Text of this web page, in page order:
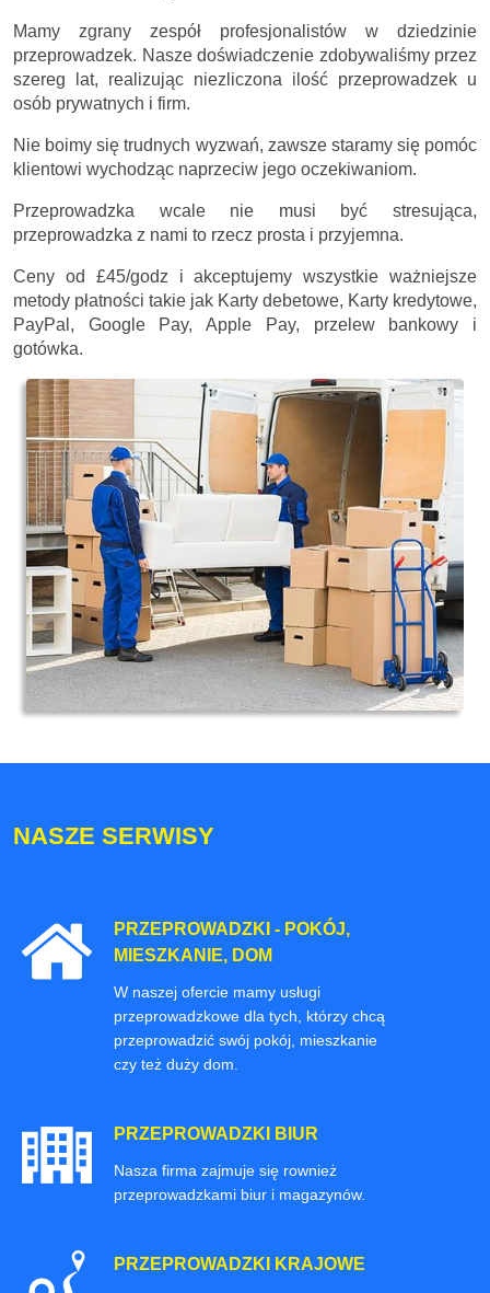
Mamy zgrany zespół profesjonalistów w dziedzinie
przeprowadzek. Nasze doświadczenie zdobywaliśmy przez
szereg lat, realizując niezliczona ilość przeprowadzek u
osób prywatnych i firm.
Nie boimy się trudnych wyzwań, zawsze staramy się pomóc
klientowi wychodząc naprzeciw jego oczekiwaniom.
Przeprowadzka wcale nie musi być stresująca,
przeprowadzka z nami to rzecz prosta i przyjemna.
Ceny od £45/godz i akceptujemy wszystkie ważniejsze
metody płatności takie jak Karty debetowe, Karty kredytowe,
PayPal, Google Pay, Apple Pay, przelew bankowy i
gotówka.
NASZE SERWISY
PRZEPROWADZKI - POKÓJ,
MIESZKANIE, DOM
W naszej ofercie mamy usługi
przeprowadzkowe dla tych, którzy chcą
przeprowadzić swój pokój, mieszkanie
czy też duży dom.
PRZEPROWADZKI BIUR
Nasza firma zajmuje się rownież
przeprowadzkami biur i magazynów.
PRZEPROWADZKI KRAJOWE